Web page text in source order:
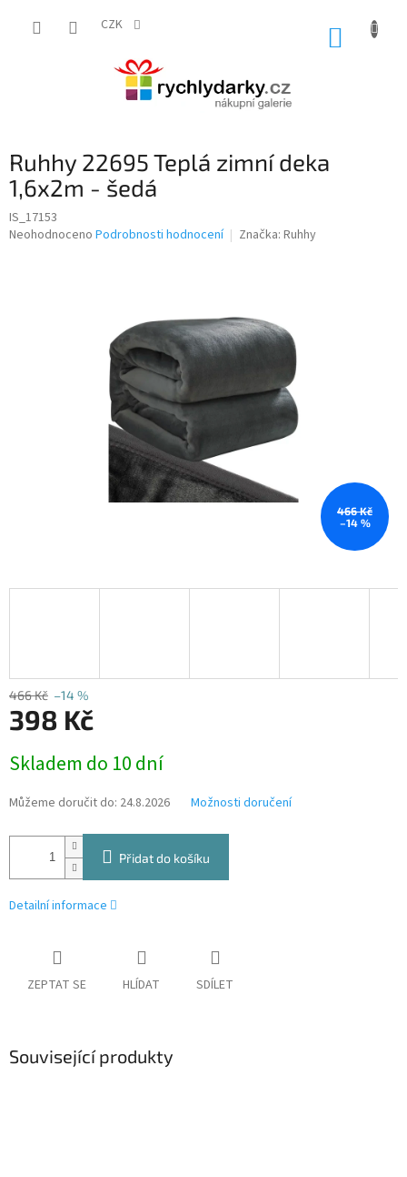
CZK
Ruhhy 22695 Teplá zimní deka
1,6x2m - šedá
IS_17153
Průměrné
Neohodnoceno Podrobnosti hodnocení Značka: Ruhhy
466 Kč
–14 %
466 Kč –14 %
398 Kč
cena:
Skladem do 10 dní
Můžeme doručit do: 24.8.2026 Možnosti doručení
Přidat do košíku
Detailní informace
ZEPTAT SE HLÍDAT SDÍLET
Související produkty